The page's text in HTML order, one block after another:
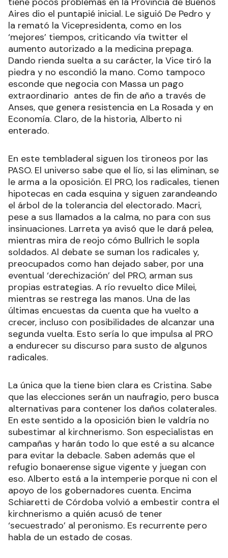
Aires dio el puntapié inicial. Le siguió De Pedro y
la remató la Vicepresidenta, como en los
‘mejores’ tiempos, criticando vía twitter el
aumento autorizado a la medicina prepaga.
Dando rienda suelta a su carácter, la Vice tiró la
piedra y no escondió la mano. Como tampoco
esconde que negocia con Massa un pago
extraordinario antes de fin de año a través de
Anses, que genera resistencia en La Rosada y en
Economía. Claro, de la historia, Alberto ni
enterado.
En este tembladeral siguen los tironeos por las
PASO. El universo sabe que el lío, si las eliminan, se
le arma a la oposición. El PRO, los radicales, tienen
hipotecas en cada esquina y siguen zarandeando
el árbol de la tolerancia del electorado. Macri,
pese a sus llamados a la calma, no para con sus
insinuaciones. Larreta ya avisó que le dará pelea,
mientras mira de reojo cómo Bullrich le sopla
soldados. Al debate se suman los radicales y,
preocupados como han dejado saber, por una
eventual ‘derechización’ del PRO, arman sus
propias estrategias. A río revuelto dice Milei,
mientras se restrega las manos. Una de las
últimas encuestas da cuenta que ha vuelto a
crecer, incluso con posibilidades de alcanzar una
segunda vuelta. Esto sería lo que impulsa al PRO
a endurecer su discurso para susto de algunos
radicales.
La única que la tiene bien clara es Cristina. Sabe
que las elecciones serán un naufragio, pero busca
alternativas para contener los daños colaterales.
En este sentido a la oposición bien le valdría no
subestimar al kirchnerismo. Son especialistas en
campañas y harán todo lo que esté a su alcance
para evitar la debacle. Saben además que el
refugio bonaerense sigue vigente y juegan con
eso. Alberto está a la intemperie porque ni con el
apoyo de los gobernadores cuenta. Encima
Schiaretti de Córdoba volvió a embestir contra el
kirchnerismo a quién acusó de tener
‘secuestrado’ al peronismo. Es recurrente pero
habla de un estado de cosas.